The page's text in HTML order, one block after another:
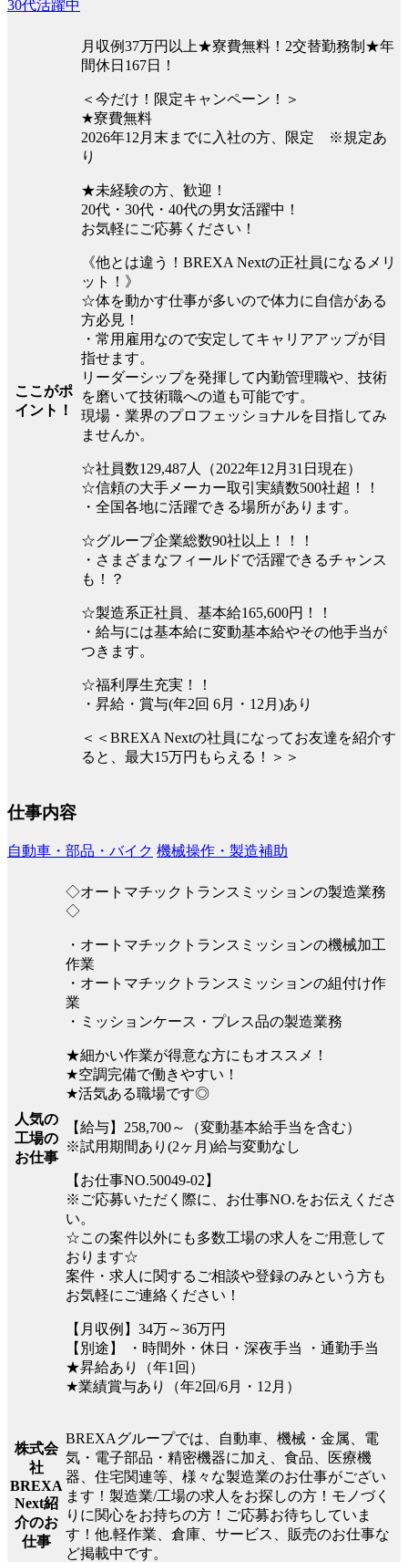
30代活躍中
ここがポ
イント！
月収例37万円以上★寮費無料！2交替勤務制★年
間休日167日！
＜今だけ！限定キャンペーン！＞
★寮費無料
2026年12月末までに入社の方、限定 ※規定あ
り
★未経験の方、歓迎！
20代・30代・40代の男女活躍中！
お気軽にご応募ください！
《他とは違う！BREXA Nextの正社員になるメリ
ット！》
☆体を動かす仕事が多いので体力に自信がある
方必見！
・常用雇用なので安定してキャリアアップが目
指せます。
リーダーシップを発揮して内勤管理職や、技術
を磨いて技術職への道も可能です。
現場・業界のプロフェッショナルを目指してみ
ませんか。
☆社員数129,487人（2022年12月31日現在）
☆信頼の大手メーカー取引実績数500社超！！
・全国各地に活躍できる場所があります。
☆グループ企業総数90社以上！！！
・さまざまなフィールドで活躍できるチャンス
も！？
☆製造系正社員、基本給165,600円！！
・給与には基本給に変動基本給やその他手当が
つきます。
☆福利厚生充実！！
・昇給・賞与(年2回 6月・12月)あり
＜＜BREXA Nextの社員になってお友達を紹介す
ると、最大15万円もらえる！＞＞
仕事内容
自動車・部品・バイク 機械操作・製造補助
人気の
工場の
お仕事
◇オートマチックトランスミッションの製造業務
◇
・オートマチックトランスミッションの機械加工
作業
・オートマチックトランスミッションの組付け作
業
・ミッションケース・プレス品の製造業務
★細かい作業が得意な方にもオススメ！
★空調完備で働きやすい！
★活気ある職場です◎
【給与】258,700～（変動基本給手当を含む）
※試用期間あり(2ヶ月)給与変動なし
【お仕事NO.50049-02】
※ご応募いただく際に、お仕事NO.をお伝えくださ
い。
☆この案件以外にも多数工場の求人をご用意して
おります☆
案件・求人に関するご相談や登録のみという方も
お気軽にご連絡ください！
【月収例】34万～36万円
【別途】 ・時間外・休日・深夜手当 ・通勤手当
★昇給あり（年1回）
★業績賞与あり（年2回/6月・12月）
株式会
社
BREXA
Next紹
介のお
仕事
BREXAグループでは、自動車、機械・金属、電
気・電子部品・精密機器に加え、食品、医療機
器、住宅関連等、様々な製造業のお仕事がござい
ます！製造業/工場の求人をお探しの方！モノづく
りに関心をお持ちの方！ご応募お待ちしていま
す！他.軽作業、倉庫、サービス、販売のお仕事な
ど掲載中です。